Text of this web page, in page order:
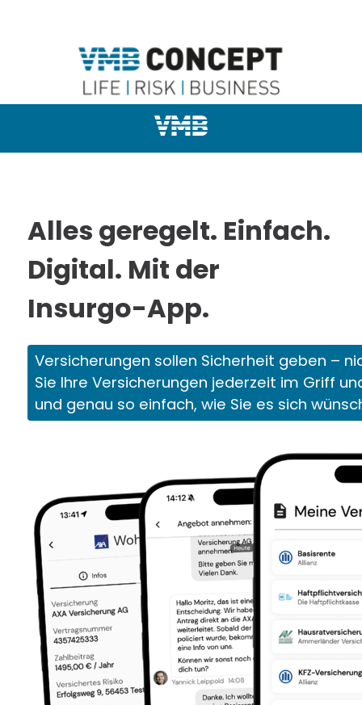
Alles geregelt. Einfach.
Digital. Mit der
Insurgo-App.
Versicherungen sollen Sicherheit geben –
Sie Ihre Versicherungen jederzeit im Griff
und genau so einfach, wie Sie es sich